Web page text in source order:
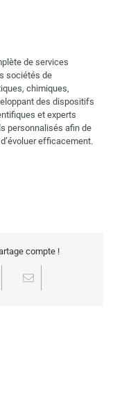
de services
sociétés de
chimiques,
des dispositifs
et experts
personnalisés afin de
efficacement.
compte !
Email